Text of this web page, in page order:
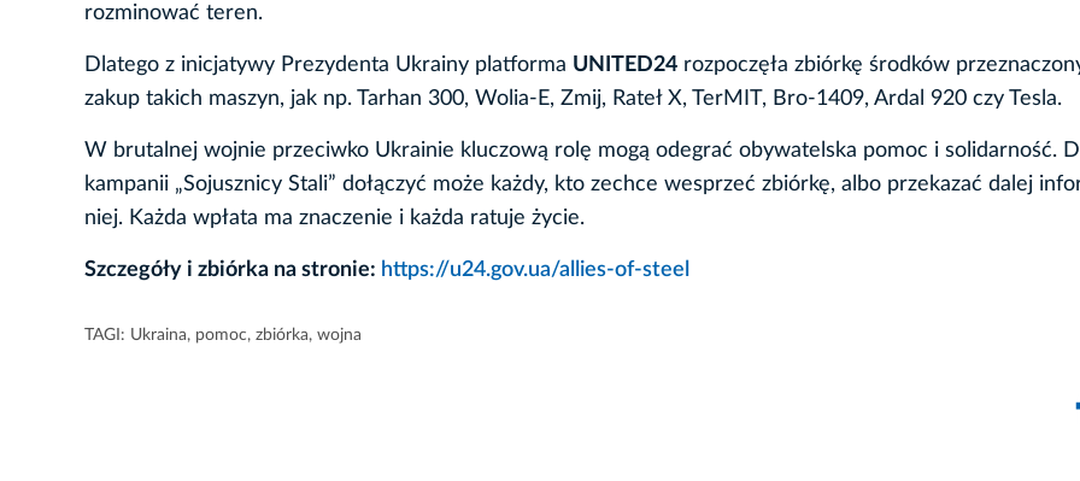
rozminować teren.
Dlatego z inicjatywy Prezydenta Ukrainy platforma UNITED24 rozpoczęła zbiórkę środków
zakup takich maszyn, jak np. Tarhan 300, Wolia-E, Zmij, Rateł X, TerMIT, Bro-1409, Ardal 920 czy Tesla.
W brutalnej wojnie przeciwko Ukrainie kluczową rolę mogą odegrać obywatelska pomoc i solidarność.
kampanii „Sojusznicy Stali” dołączyć może każdy, kto zechce wesprzeć zbiórkę, albo przekazać dalej
niej. Każda wpłata ma znaczenie i każda ratuje życie.
Szczegóły i zbiórka na stronie: https://u24.gov.ua/allies-of-steel
TAGI: Ukraina, pomoc, zbiórka, wojna